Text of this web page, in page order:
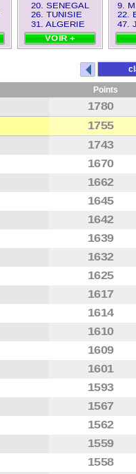
20. SENEGAL
26. TUNISIE
31. ALGERIE
VOIR +
9.
22.
47.
Points
1780
1755
1743
1670
1662
1645
1642
1639
1632
1625
1617
1614
1610
1609
1601
1593
1567
1562
1559
1558